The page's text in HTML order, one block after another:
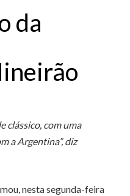
da
clássico, com uma
a Argentina”, diz
nesta segunda-feira